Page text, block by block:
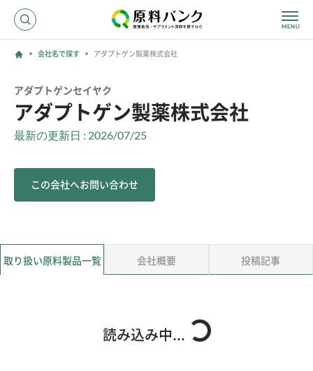
ホーム
効果・効能で探す 会社名で探す
ご利用ガイド
新規登録
会社名で探す アダプトゲン製薬株式会社
アダプトゲンセイヤク
アダプトゲン製薬株式会社
最新の更新日 : 2026/07/25
この会社へお問い合わせ
取り扱い原料製品一覧 会社概要 投稿記事
読み込み中...